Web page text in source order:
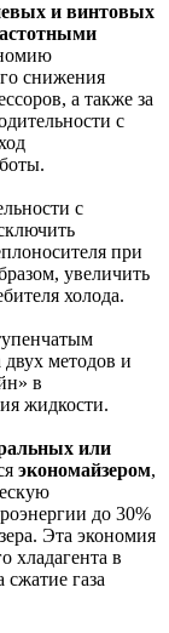
и винтовых
снижения
а также за
с
с
при
увеличить
холода.
методов и
в
жидкости.
или
экономайзером,
до 30%
Эта экономия
хладагента в
сжатие газа